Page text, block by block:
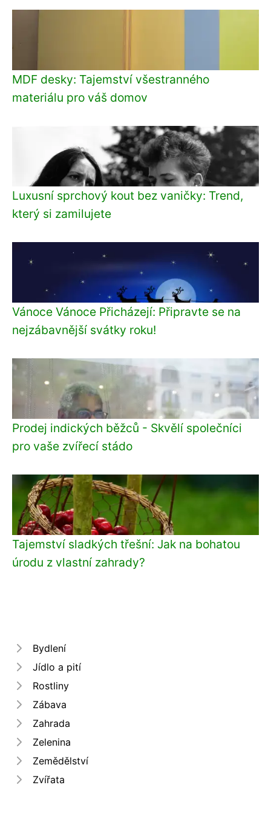
MDF desky: Tajemství všestranného
materiálu pro váš domov
Luxusní sprchový kout bez vaničky: Trend,
který si zamilujete
Vánoce Vánoce Přicházejí: Připravte se na
nejzábavnější svátky roku!
Prodej indických běžců - Skvělí společníci
pro vaše zvířecí stádo
Tajemství sladkých třešní: Jak na bohatou
úrodu z vlastní zahrady?
Bydlení
Jídlo a pití
Rostliny
Zábava
Zahrada
Zelenina
Zemědělství
Zvířata